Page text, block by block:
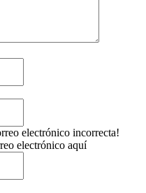
electrónico incorrecta!
electrónico aquí